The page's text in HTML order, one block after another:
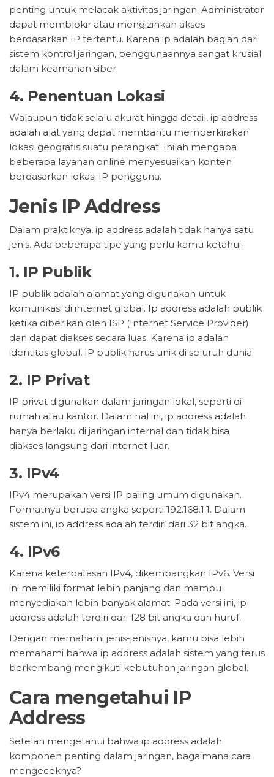
penting untuk melacak aktivitas jaringan. Administrator
dapat memblokir atau mengizinkan akses
berdasarkan IP tertentu. Karena ip adalah bagian dari
sistem kontrol jaringan, penggunaannya sangat krusial
dalam keamanan siber.
4. Penentuan Lokasi
Walaupun tidak selalu akurat hingga detail, ip address
adalah alat yang dapat membantu memperkirakan
lokasi geografis suatu perangkat. Inilah mengapa
beberapa layanan online menyesuaikan konten
berdasarkan lokasi IP pengguna.
Jenis IP Address
Dalam praktiknya, ip address adalah tidak hanya satu
jenis. Ada beberapa tipe yang perlu kamu ketahui.
1. IP Publik
IP publik adalah alamat yang digunakan untuk
komunikasi di internet global. Ip address adalah publik
ketika diberikan oleh ISP (Internet Service Provider)
dan dapat diakses secara luas. Karena ip adalah
identitas global, IP publik harus unik di seluruh dunia.
2. IP Privat
IP privat digunakan dalam jaringan lokal, seperti di
rumah atau kantor. Dalam hal ini, ip address adalah
hanya berlaku di jaringan internal dan tidak bisa
diakses langsung dari internet luar.
3. IPv4
IPv4 merupakan versi IP paling umum digunakan.
Formatnya berupa angka seperti 192.168.1.1. Dalam
sistem ini, ip address adalah terdiri dari 32 bit angka.
4. IPv6
Karena keterbatasan IPv4, dikembangkan IPv6. Versi
ini memiliki format lebih panjang dan mampu
menyediakan lebih banyak alamat. Pada versi ini, ip
address adalah terdiri dari 128 bit angka dan huruf.
Dengan memahami jenis-jenisnya, kamu bisa lebih
memahami bahwa ip address adalah sistem yang terus
berkembang mengikuti kebutuhan jaringan global.
Cara mengetahui IP
Address
Setelah mengetahui bahwa ip address adalah
komponen penting dalam jaringan, bagaimana cara
mengeceknya?